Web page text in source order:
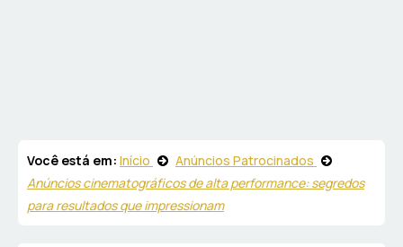
Você está em: Início
Anúncios Patrocinados
Anúncios cinematográficos de alta performance: segredos
para resultados que impressionam